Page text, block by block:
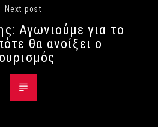
Next post
Αγωνιούμε για το
θα ανοίξει ο